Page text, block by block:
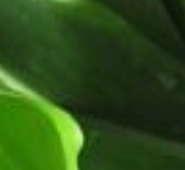
кисловато-сладковатый, слегка
Черемшу перебрать, помыть,
и выложить на сито, чтобы стекла
лишняя влага. Дополнительно
можно еще промокнуть